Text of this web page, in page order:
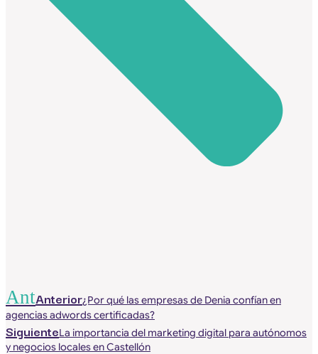
AntAnterior¿Por qué las empresas de Denia confían en
agencias adwords certificadas?
SiguienteLa importancia del marketing digital para autónomos
y negocios locales en Castellón